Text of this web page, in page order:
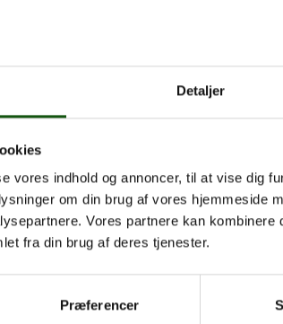
Detaljer
vores indhold og annoncer, til at vise dig
om din brug af vores hjemmeside
Vores partnere kan
fra din brug af deres tjenester.
Præferencer